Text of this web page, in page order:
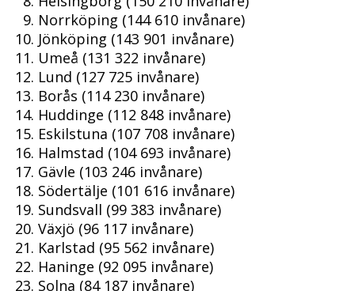
Norrköping (144 610 invånare)
Jönköping (143 901 invånare)
Umeå (131 322 invånare)
Lund (127 725 invånare)
Borås (114 230 invånare)
Huddinge (112 848 invånare)
Eskilstuna (107 708 invånare)
Halmstad (104 693 invånare)
Gävle (103 246 invånare)
Södertälje (101 616 invånare)
Sundsvall (99 383 invånare)
Växjö (96 117 invånare)
Karlstad (95 562 invånare)
Haninge (92 095 invånare)
Solna (84 187 invånare)